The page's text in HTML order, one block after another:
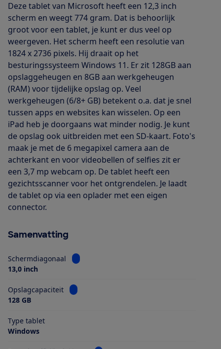
Deze tablet van Microsoft heeft een 12,3 inch
scherm en weegt 774 gram. Dat is behoorlijk
groot voor een tablet, je kunt er dus veel op
weergeven. Het scherm heeft een resolutie van
1824 x 2736 pixels. Hij draait op het
besturingssysteem Windows 11. Er zit 128GB aan
opslaggeheugen en 8GB aan werkgeheugen
(RAM) voor tijdelijke opslag op. Veel
werkgeheugen (6/8+ GB) betekent o.a. dat je snel
tussen apps en websites kan wisselen. Op een
iPad heb je doorgaans wat minder nodig. Je kunt
de opslag ook uitbreiden met een SD-kaart. Foto's
maak je met de 6 megapixel camera aan de
achterkant en voor videobellen of selfies zit er
een 3,7 mp webcam op. De tablet heeft een
gezichtsscanner voor het ontgrendelen. Je laadt
de tablet op via een oplader met een eigen
connector.
Samenvatting
Schermdiagonaal
Bekijk informatie voor Schermdiagonaal
13,0 inch
Opslagcapaciteit
Bekijk informatie voor Opslagcapaciteit
128 GB
Type tablet
Windows